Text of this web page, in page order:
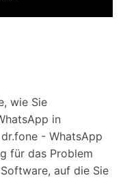
wie Sie
in
- WhatsApp
für das Problem
auf die Sie